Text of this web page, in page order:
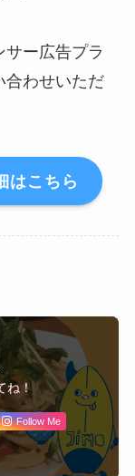
ー広告プラ
合わせいただ
はこちら
ね！
Follow Me